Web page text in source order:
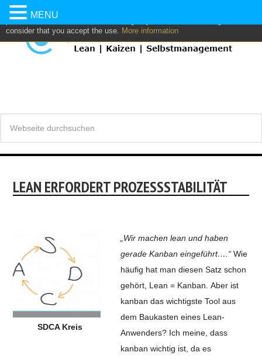
This website uses own and/or third parties cookies to: analyze,
personalize content and/or advertising. If you continue browsing, we
consider that you accept the use. More information
LEAN ERFORDERT PROZESSSTABILITÄT
SDCA Kreis
„Wir machen lean und haben
gerade Kanban eingeführt….“ Wie
häufig hat man diesen Satz schon
gehört, Lean = Kanban.Aber ist
kanban das wichtigste Tool aus
dem Baukasten eines Lean-
Anwenders? Ich meine, dass
kanban wichtig ist, da es
MENU